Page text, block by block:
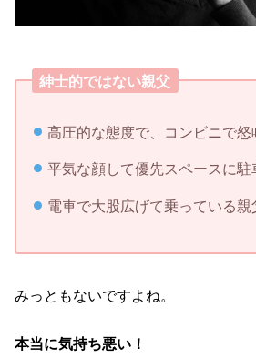
紳士的ではない親父
高圧的な態度で、コンビニで怒
平気な顔して優先スペースに駐
電車で大股広げて乗っている親
みっともないですよね。
本当に気持ち悪い！